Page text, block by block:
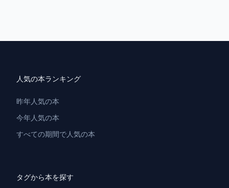
人気の本ランキング
昨年人気の本
今年人気の本
すべての期間で人気の本
タグから本を探す